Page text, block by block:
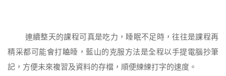
連續整天的課程可真是吃力，睡眠不足時，往往是課程再
精采都可能會打瞌睡，藍山的克服方法是全程以手提電腦抄筆
記，方便未來複習及資料的存檔，順便練練打字的速度。